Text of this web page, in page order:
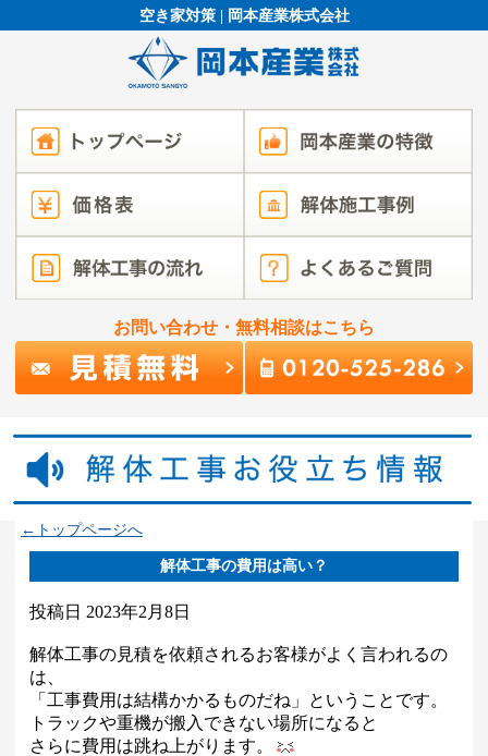
空き家対策 | 岡本産業株式会社
お問い合わせ・無料相談はこちら
←トップページへ
解体工事の費用は高い？
投稿日 2023年2月8日
解体工事の見積を依頼されるお客様がよく言われるの
は、
「工事費用は結構かかるものだね」ということです。
トラックや重機が搬入できない場所になると
さらに費用は跳ね上がります。